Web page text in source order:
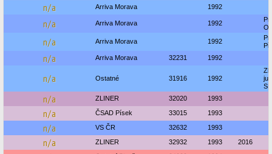
n/a Arriva Morava 1992
n/a Arriva Morava 1992
n/a Arriva Morava 1992
n/a Arriva Morava 32231 1992
n/a Ostatné 31916 1992
SR
n/a ZLINER 32020 1993
n/a ČSAD Písek 33015 1993
n/a VS ČR 32632 1993
n/a ZLINER 32932 1993 2016